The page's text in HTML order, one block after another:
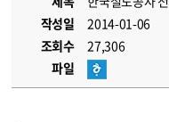
작성일
2014-01-06
조회수
27,306
파일